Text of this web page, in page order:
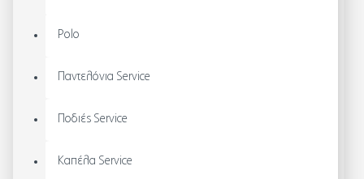
Polo
Παντελόνια Service
Ποδιές Service
Καπέλα Service